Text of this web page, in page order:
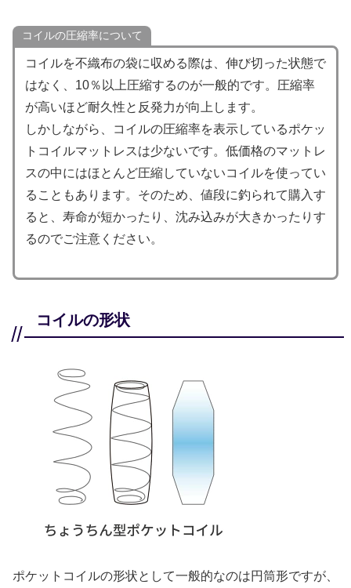
コイルの圧縮率について
コイルを不織布の袋に収める際は、伸び切った状態で
はなく、10％以上圧縮するのが一般的です。圧縮率
が高いほど耐久性と反発力が向上します。
しかしながら、コイルの圧縮率を表示しているポケッ
トコイルマットレスは少ないです。低価格のマットレ
スの中にはほとんど圧縮していないコイルを使ってい
ることもあります。そのため、値段に釣られて購入す
ると、寿命が短かったり、沈み込みが大きかったりす
るのでご注意ください。
コイルの形状
ポケットコイルの形状として一般的なのは円筒形ですが、